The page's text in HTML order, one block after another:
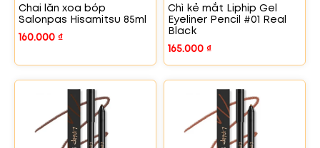
Chai lăn xoa bóp
Salonpas Hisamitsu 85ml
160.000 ₫
Chì kẻ mắt Liphip Gel
Eyeliner Pencil #01 Real
Black
165.000 ₫